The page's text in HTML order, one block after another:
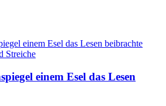
Streiche
einem Esel das Lesen